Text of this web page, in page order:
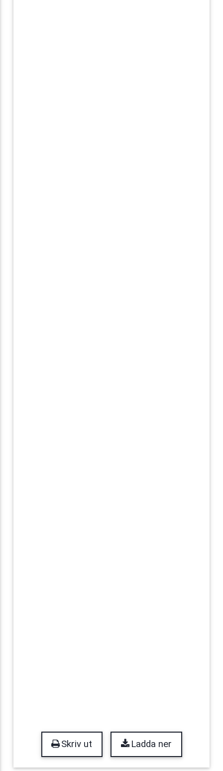
Skriv ut Ladda ner